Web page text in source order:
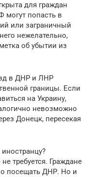
для граждан
могут попасть в
или заграничный
нежелательно,
об убытии из
в ДНР и ЛНР
границы. Если
на Украину,
невозможно
Донецк, пересекая
требуется. Граждане
посещать ДНР. Но и